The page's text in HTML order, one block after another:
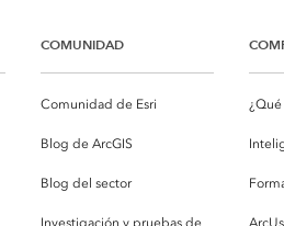
COMUNIDAD
Comunidad de Esri
Blog de ArcGIS
Blog del sector
Investigación y pruebas de
¿Qué